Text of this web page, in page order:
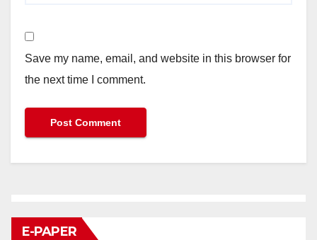
Save my name, email, and website in this browser for
the next time I comment.
E-PAPER